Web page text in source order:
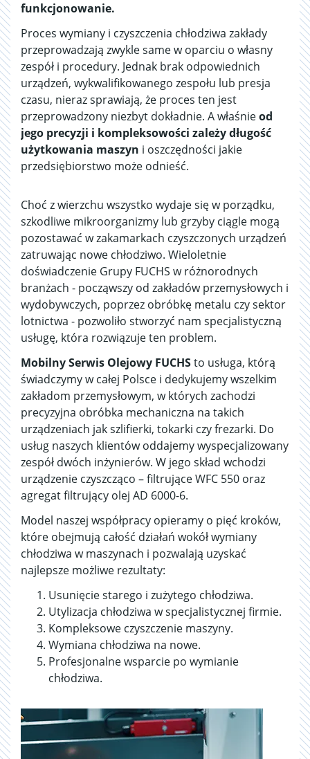
funkcjonowanie.
Proces wymiany i czyszczenia chłodziwa zakłady
przeprowadzają zwykle same w oparciu o własny
zespół i procedury. Jednak brak odpowiednich
urządzeń, wykwalifikowanego zespołu lub presja
czasu, nieraz sprawiają, że proces ten jest
przeprowadzony niezbyt dokładnie. A właśnieod
jego precyzji i kompleksowości zależy długość
użytkowania maszyn i oszczędności jakie
przedsiębiorstwo może odnieść.
Choć z wierzchu wszystko wydaje się w porządku,
szkodliwe mikroorganizmy lub grzyby ciągle mogą
pozostawać w zakamarkach czyszczonych urządzeń
zatruwając nowe chłodziwo. Wieloletnie
doświadczenie Grupy FUCHS w różnorodnych
branżach - począwszy od zakładów przemysłowych i
wydobywczych, poprzez obróbkę metalu czy sektor
lotnictwa - pozwoliło stworzyć nam specjalistyczną
usługę, która rozwiązuje ten problem.
Mobilny Serwis Olejowy FUCHSto usługa, którą
świadczymy w całej Polsce i dedykujemy wszelkim
zakładom przemysłowym, w których zachodzi
precyzyjna obróbka mechaniczna na takich
urządzeniach jak szlifierki, tokarki czy frezarki. Do
usług naszych klientów oddajemy wyspecjalizowany
zespół dwóch inżynierów. W jego skład wchodzi
urządzenie czyszcząco – filtrujące WFC 550 oraz
agregat filtrujący olej AD 6000-6.
Model naszej współpracy opieramy o pięć kroków,
które obejmują całość działań wokół wymiany
chłodziwa w maszynach i pozwalają uzyskać
najlepsze możliwe rezultaty:
Usunięcie starego i zużytego chłodziwa.
Utylizacja chłodziwa w specjalistycznej firmie.
Kompleksowe czyszczenie maszyny.
Wymiana chłodziwa na nowe.
Profesjonalne wsparcie po wymianie
chłodziwa.